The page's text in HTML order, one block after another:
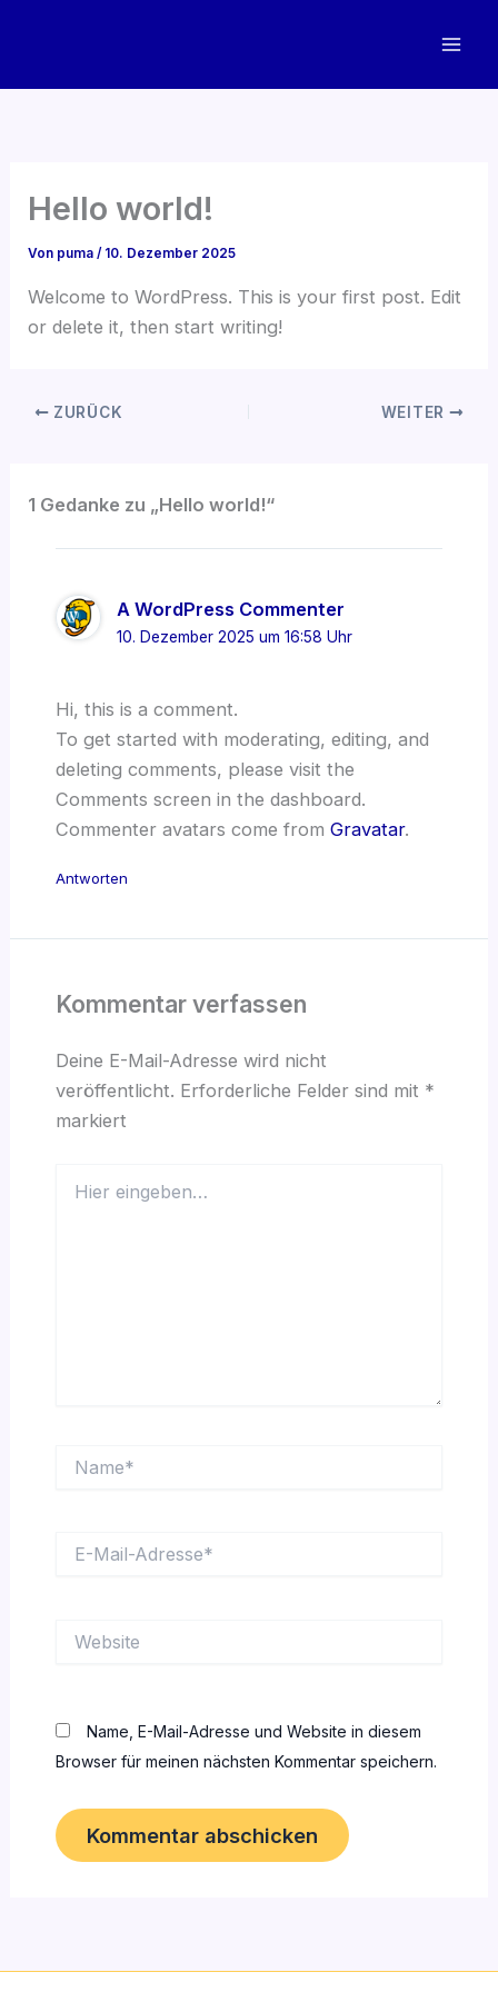
Hello world!
Von puma/ 10. Dezember 2025
Welcome to WordPress. This is your first post. Edit
or delete it, then start writing!
ZURÜCK WEITER
1 Gedanke zu „Hello world!“
A WordPress Commenter
10. Dezember 2025 um 16:58 Uhr
Hi, this is a comment.
To get started with moderating, editing, and
deleting comments, please visit the
Comments screen in the dashboard.
Commenter avatars come from Gravatar.
Antworten
Kommentar verfassen
Deine E-Mail-Adresse wird nicht
veröffentlicht. Erforderliche Felder sind mit *
markiert
eingeben…
Mail-
Name, E-Mail-Adresse und Website in diesem
Browser für meinen nächsten Kommentar speichern.